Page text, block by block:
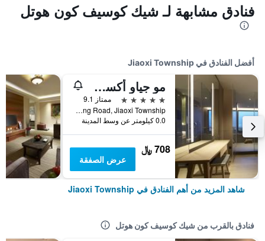
فنادق مشابهة لـ شيك كوسيف كون هوتل
أفضل الفنادق في Jiaoxi Township
مو جياو أكسي هوتل
5 نجوم
ممتاز 9.1
No. 1, Jiankang Road, Jiaoxi Township, تايوان
0.0 كيلومتر عن وسط المدينة
708 ﷼
عرض الصفقة
شاهد المزيد من أهم الفنادق في Jiaoxi Township
فنادق بالقرب من شيك كوسيف كون هوتل